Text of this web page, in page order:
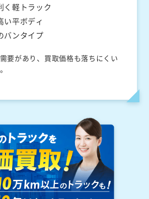
く軽トラック
い平ボディ
バンタイプ
要があり、買取価格も落ちにくい